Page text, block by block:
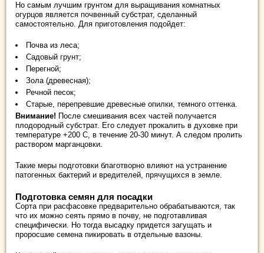
Но самым лучшим грунтом для выращивания комнатных
огурцов является почвенный субстрат, сделанный
самостоятельно. Для приготовления подойдет:
Почва из леса;
Садовый грунт;
Перегной;
Зола (древесная);
Речной песок;
Старые, перепревшие древесные опилки, темного оттенка.
Внимание! После смешивания всех частей получается
плодородный субстрат. Его следует прокалить в духовке при
температуре +200 С, в течение 20-30 минут. А следом пролить
раствором марганцовки.
Такие меры подготовки благотворно влияют на устранение
патогенных бактерий и вредителей, прячущихся в земле.
Подготовка семян для посадки
Сорта при расфасовке предварительно обрабатываются, так
что их можно сеять прямо в почву, не подготавливая
специфически. Но тогда высадку придется загущать и
проросшие семена пикировать в отдельные вазоны.